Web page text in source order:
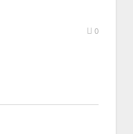
0